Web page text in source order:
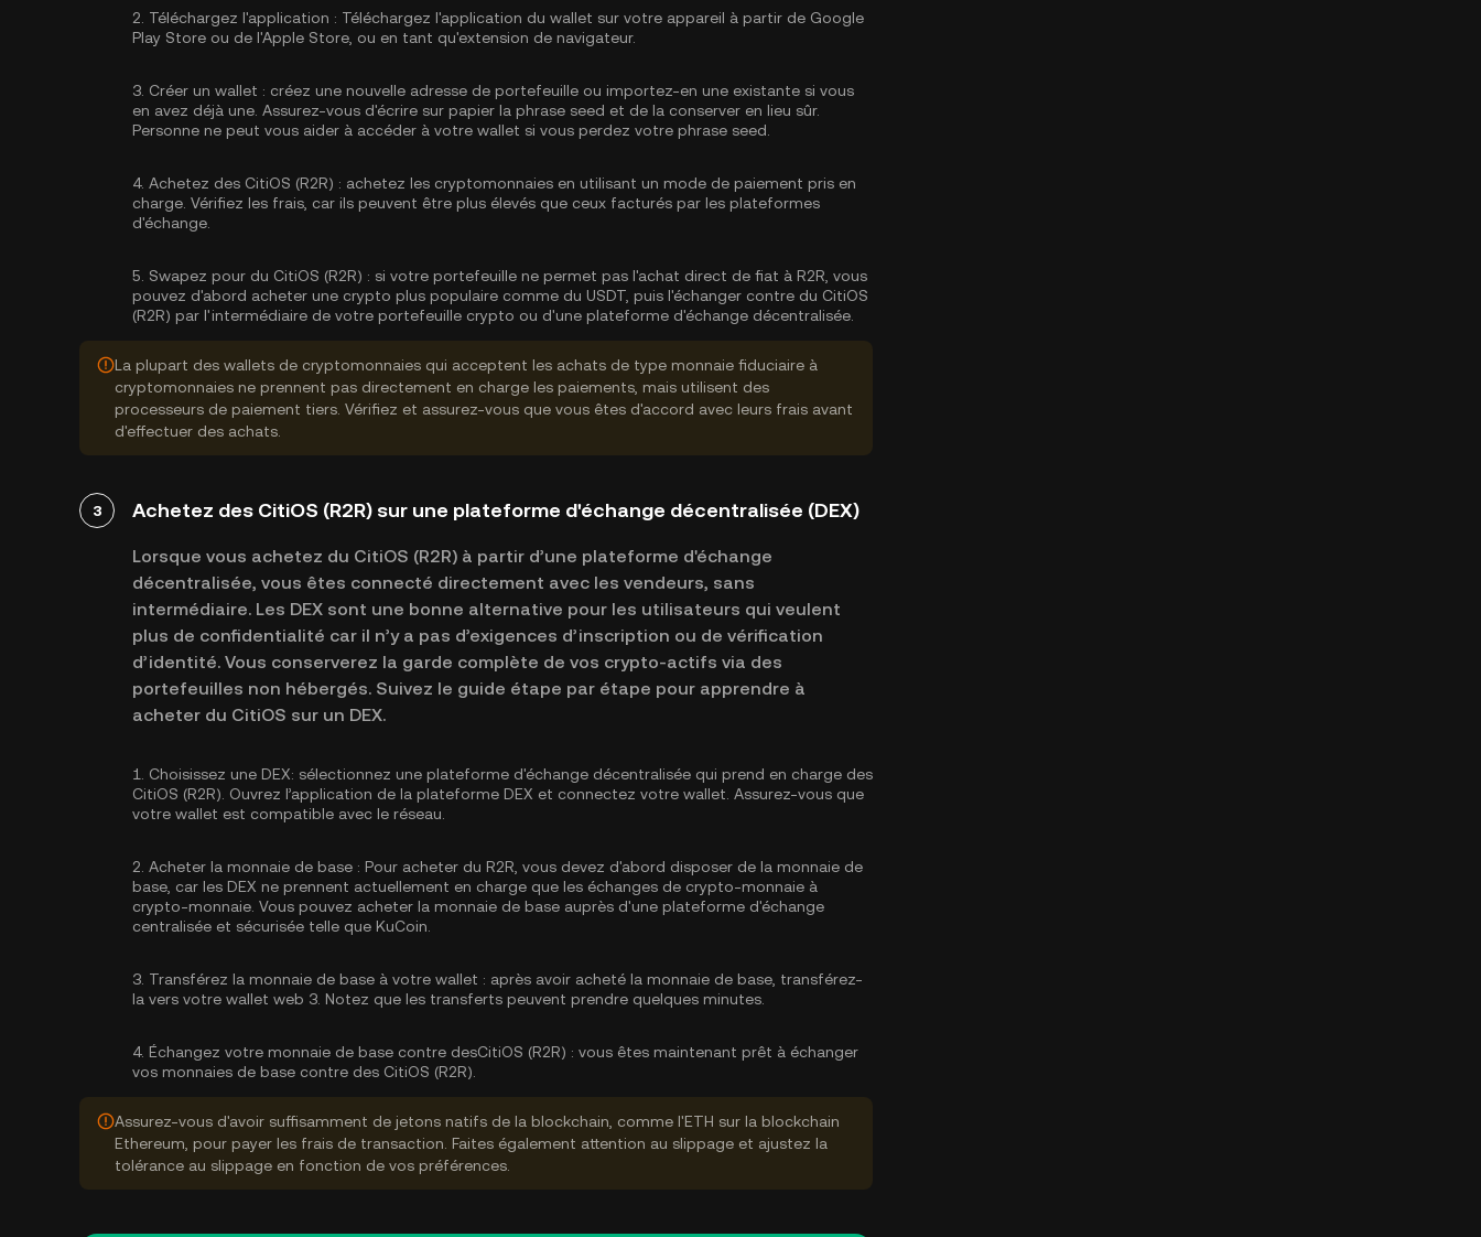
2. Téléchargez l'application : Téléchargez l'application du wallet sur votre appareil à partir de Google
Play Store ou de l'Apple Store, ou en tant qu'extension de navigateur.
3. Créer un wallet : créez une nouvelle adresse de portefeuille ou importez-en une existante si vous
en avez déjà une. Assurez-vous d'écrire sur papier la phrase seed et de la conserver en lieu sûr.
Personne ne peut vous aider à accéder à votre wallet si vous perdez votre phrase seed.
4. Achetez des CitiOS (R2R) : achetez les cryptomonnaies en utilisant un mode de paiement pris en
charge. Vérifiez les frais, car ils peuvent être plus élevés que ceux facturés par les plateformes
d'échange.
5. Swapez pour du CitiOS (R2R) : si votre portefeuille ne permet pas l'achat direct de fiat à R2R, vous
pouvez d'abord acheter une crypto plus populaire comme du USDT, puis l'échanger contre du CitiOS
(R2R) par l'intermédiaire de votre portefeuille crypto ou d'une plateforme d'échange décentralisée.
La plupart des wallets de cryptomonnaies qui acceptent les achats de type monnaie fiduciaire à
cryptomonnaies ne prennent pas directement en charge les paiements, mais utilisent des
processeurs de paiement tiers. Vérifiez et assurez-vous que vous êtes d'accord avec leurs frais avant
d'effectuer des achats.
3 Achetez des CitiOS (R2R) sur une plateforme d'échange décentralisée (DEX)
Lorsque vous achetez du CitiOS (R2R) à partir d’une plateforme d'échange
décentralisée, vous êtes connecté directement avec les vendeurs, sans
intermédiaire. Les DEX sont une bonne alternative pour les utilisateurs qui veulent
plus de confidentialité car il n’y a pas d’exigences d’inscription ou de vérification
d’identité. Vous conserverez la garde complète de vos crypto-actifs via des
portefeuilles non hébergés. Suivez le guide étape par étape pour apprendre à
acheter du CitiOS sur un DEX.
1. Choisissez une DEX: sélectionnez une plateforme d'échange décentralisée qui prend en charge des
CitiOS (R2R). Ouvrez l’application de la plateforme DEX et connectez votre wallet. Assurez-vous que
votre wallet est compatible avec le réseau.
2. Acheter la monnaie de base : Pour acheter du R2R, vous devez d'abord disposer de la monnaie de
base, car les DEX ne prennent actuellement en charge que les échanges de crypto-monnaie à
crypto-monnaie. Vous pouvez acheter la monnaie de base auprès d'une plateforme d'échange
centralisée et sécurisée telle que KuCoin.
3. Transférez la monnaie de base à votre wallet : après avoir acheté la monnaie de base, transférez-
la vers votre wallet web 3. Notez que les transferts peuvent prendre quelques minutes.
4. Échangez votre monnaie de base contre desCitiOS (R2R) : vous êtes maintenant prêt à échanger
vos monnaies de base contre des CitiOS (R2R).
Assurez-vous d'avoir suffisamment de jetons natifs de la blockchain, comme l'ETH sur la blockchain
Ethereum, pour payer les frais de transaction. Faites également attention au slippage et ajustez la
tolérance au slippage en fonction de vos préférences.